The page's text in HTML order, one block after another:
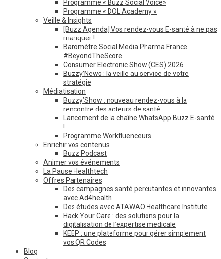
Programme « Buzz Social Voice»
Programme « DOL Academy »
Veille & Insights
[Buzz Agenda] Vos rendez-vous E-santé à ne pas
manquer !
Baromètre Social Media Pharma France
#BeyondTheScore
Consumer Electronic Show (CES) 2026
Buzzy’News : la veille au service de votre
stratégie
Médiatisation
Buzzy’Show : nouveau rendez-vous à la
rencontre des acteurs de santé
Lancement de la chaîne WhatsApp Buzz E-santé
!
Programme Workfluenceurs
Enrichir vos contenus
Buzz Podcast
Animer vos événements
La Pause Healthtech
Offres Partenaires
Des campagnes santé percutantes et innovantes
avec Ad4health
Des études avec ATAWAO Healthcare Institute
Hack Your Care : des solutions pour la
digitalisation de l’expertise médicale
KEEP : une plateforme pour gérer simplement
vos QR Codes
Blog